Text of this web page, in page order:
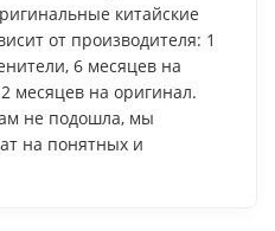
китайские
от производителя: 1
6 месяцев на
месяцев на оригинал.
не подошла, мы
на понятных и